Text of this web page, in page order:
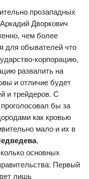
прозападных
Дворкович
чем более
для обывателей что
корпорацию,
развалить на
и отличие будет
и трейдеров. С
бы за
как кровью
мало и их в
,
основных
Первый
лишь